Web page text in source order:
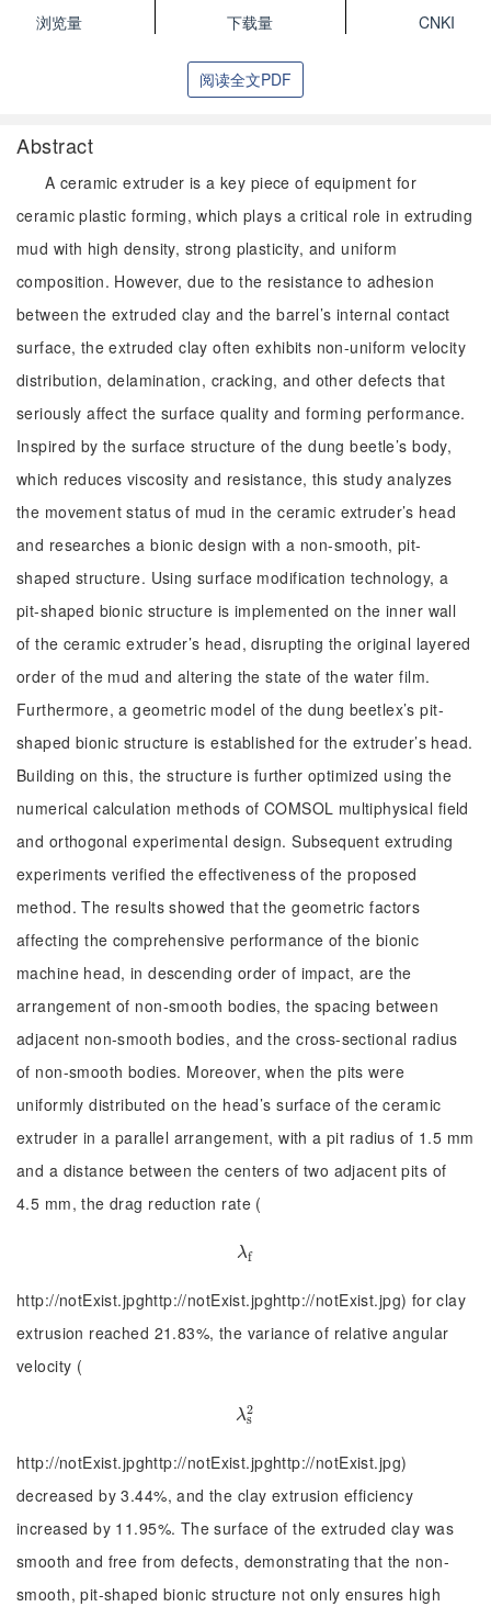
浏览量
下载量
CNKI
阅读全文PDF
Abstract
A ceramic extruder is a key piece of equipment for
ceramic plastic forming, which plays a critical role in extruding
mud with high density, strong plasticity, and uniform
composition. However, due to the resistance to adhesion
between the extruded clay and the barrel’s internal contact
surface, the extruded clay often exhibits non-uniform velocity
distribution, delamination, cracking, and other defects that
seriously affect the surface quality and forming performance.
Inspired by the surface structure of the dung beetle’s body,
which reduces viscosity and resistance, this study analyzes
the movement status of mud in the ceramic extruder’s head
and researches a bionic design with a non-smooth, pit-
shaped structure. Using surface modification technology, a
pit-shaped bionic structure is implemented on the inner wall
of the ceramic extruder’s head, disrupting the original layered
order of the mud and altering the state of the water film.
Furthermore, a geometric model of the dung beetlex’s pit-
shaped bionic structure is established for the extruder’s head.
Building on this, the structure is further optimized using the
numerical calculation methods of COMSOL multiphysical field
and orthogonal experimental design. Subsequent extruding
experiments verified the effectiveness of the proposed
method. The results showed that the geometric factors
affecting the comprehensive performance of the bionic
machine head, in descending order of impact, are the
arrangement of non-smooth bodies, the spacing between
adjacent non-smooth bodies, and the cross-sectional radius
of non-smooth bodies. Moreover, when the pits were
uniformly distributed on the head’s surface of the ceramic
extruder in a parallel arrangement, with a pit radius of 1.5 mm
and a distance between the centers of two adjacent pits of
4.5 mm, the drag reduction rate (
λf
λf
http://notExist.jpghttp://notExist.jpghttp://notExist.jpg) for clay
extrusion reached 21.83%, the variance of relative angular
velocity (
λ2
s
λs
http://notExist.jpghttp://notExist.jpghttp://notExist.jpg)
decreased by 3.44%, and the clay extrusion efficiency
increased by 11.95%. The surface of the extruded clay was
smooth and free from defects, demonstrating that the non-
smooth, pit-shaped bionic structure not only ensures high